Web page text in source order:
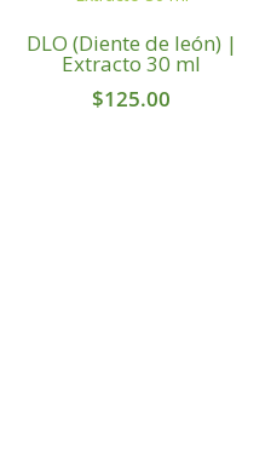
DLO (Diente de león) |
Extracto 30 ml
$125.00